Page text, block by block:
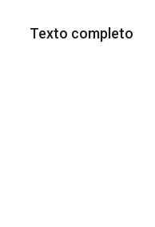
Texto completo